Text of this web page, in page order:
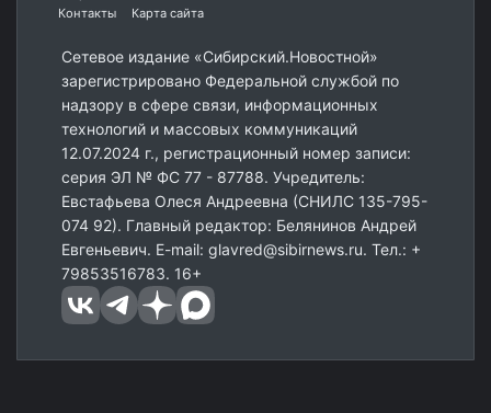
Контакты
Карта сайта
Сетевое издание «Сибирский.Новостной»
зарегистрировано Федеральной службой по
надзору в сфере связи, информационных
технологий и массовых коммуникаций
12.07.2024 г., регистрационный номер записи:
серия ЭЛ № ФС 77 - 87788. Учредитель:
Евстафьева Олеся Андреевна (СНИЛС 135-795-
074 92). Главный редактор: Белянинов Андрей
Евгеньевич. E-mail: glavred@sibirnews.ru. Тел.: +
79853516783. 16+